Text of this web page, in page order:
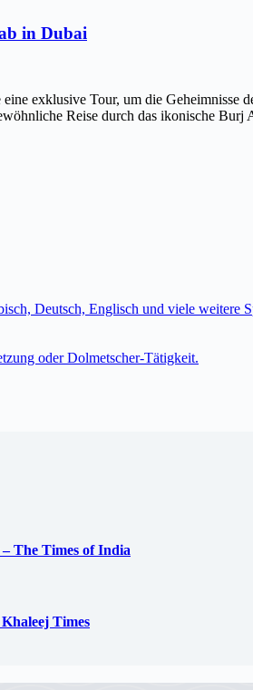
in Dubai
exklusive Tour, um die Geheimnisse
Reise durch das ikonische
Deutsch, Englisch und viele
oder Dolmetscher-Tätigkeit.
The Times of India
Times